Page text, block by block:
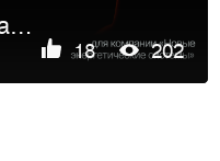
Многостраничный сайт для компании Новые Энергетические Сист…
18 202